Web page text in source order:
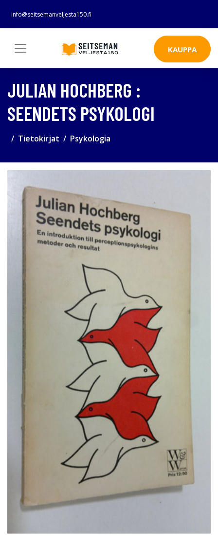
info@seitsemanveljesta150.fi
KAUPPA
JULIAN HOCHBERG :
SEENDETS PSYKOLOGI
Tietokirjat Psykologia